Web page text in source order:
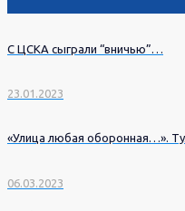
С ЦСКА сыграли “вничью”…
23.01.2023
«Улица любая оборонная…».
06.03.2023